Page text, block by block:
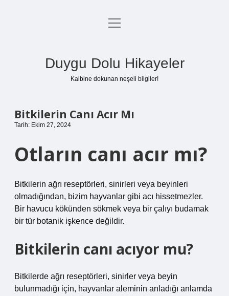
Anasayfa
menüyü
Duygu Dolu Hikayeler
Kalbine dokunan neşeli bilgiler!
Bitkilerin Canı Acır Mı
Tarih: Ekim 27, 2024
Otların canı acır mı?
Bitkilerin ağrı reseptörleri, sinirleri veya beyinleri
olmadığından, bizim hayvanlar gibi acı hissetmezler.
Bir havucu kökünden sökmek veya bir çalıyı budamak
bir tür botanik işkence değildir.
Bitkilerin canı acıyor mu?
Bitkilerde ağrı reseptörleri, sinirler veya beyin
bulunmadığı için, hayvanlar aleminin anladığı anlamda